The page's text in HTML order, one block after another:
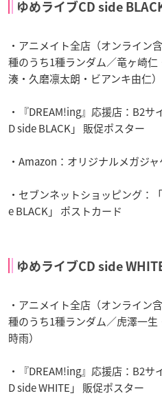
ゆめライブCD side
・アニメイト全店（オンライン
種のうち1種ランダム／竜ヶ崎
湊・久磨凛太朗・ビアンキ由仁）
・『DREAM!ing』応援店：B2
D side BLACK」 販促ポスター
・Amazon：オリジナルメガジャ
・セブンネットショッピング：
e BLACK」 ポストカード
ゆめライブCD side
・アニメイト全店（オンライン
種のうち1種ランダム／虎澤一
時雨）
・『DREAM!ing』応援店：B2
D side WHITE」 販促ポスター